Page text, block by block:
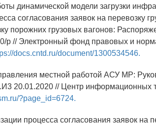
динамической модели загрузки
согласования заявок на перевозку
порожних грузовых вагонов:
р // Электронный фонд правовых и
docs.cntd.ru/document/1300534546.
местной работой АСУ МР:
20.01.2020 // Центр информационных
?page_id=6724.
процесса согласования заявок на